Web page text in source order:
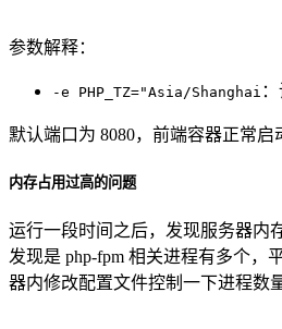
参数解释：
-e PHP_TZ="Asia/Shanghai
默认端口为 8080，前端容器正常启
内存占用过高的问题
运行一段时间之后，发现服务器内
发现是 php-fpm 相关进程有多个，
器内修改配置文件控制一下进程数量